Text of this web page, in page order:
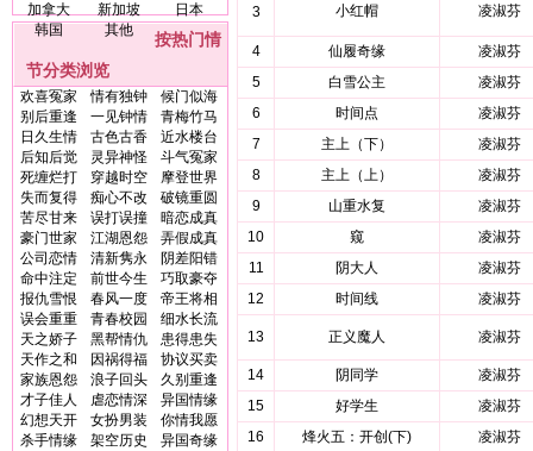
加拿大
新加坡
日本
韩国
其他
按热门情
节分类浏览
欢喜冤家 情有独钟
候门似海
别后重逢
一见钟情
青梅竹马
日久生情
古色古香
近水楼台
后知后觉
灵异神怪
斗气冤家
死缠烂打
穿越时空
摩登世界
失而复得
痴心不改
破镜重圆
苦尽甘来
误打误撞
暗恋成真
豪门世家
江湖恩怨
弄假成真
公司恋情
清新隽永
阴差阳错
命中注定
前世今生
巧取豪夺
报仇雪恨
春风一度
帝王将相
误会重重
青春校园
细水长流
天之娇子
黑帮情仇
患得患失
天作之和
因祸得福
协议买卖
家族恩怨
浪子回头
久别重逢
才子佳人
虐恋情深
异国情缘
幻想天开
女扮男装
你情我愿
杀手情缘
架空历史
异国奇缘
3 小红帽 凌淑芬
4 仙履奇缘
凌淑芬
5
白雪公主
凌淑芬
6
时间点
凌淑芬
7
主上（下）
凌淑芬
8
主上（上）
凌淑芬
9
山重水复
凌淑芬
10
窥
凌淑芬
11
阴大人
凌淑芬
12
时间线 凌淑芬
13 正义魔人 凌淑芬
14 阴同学
凌淑芬
15
好学生
凌淑芬
16
烽火五：开创(下)
凌淑芬